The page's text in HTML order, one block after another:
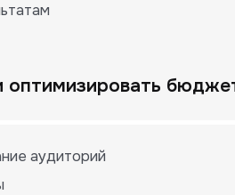
оптимизировать
аудиторий